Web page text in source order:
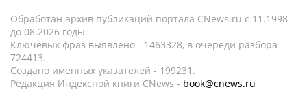
Обработан архив публикаций портала CNews.ru c 11.1998
до 08.2026 годы.
Ключевых фраз выявлено - 1463328, в очереди разбора -
724413.
Создано именных указателей - 199231.
Редакция Индексной книги CNews - book@cnews.ru